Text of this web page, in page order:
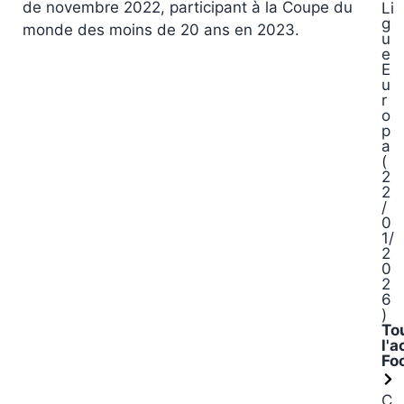
de novembre 2022, participant à la Coupe du
monde des moins de 20 ans en 2023.
Li
g
u
e
E
u
r
o
p
a
(
2
2
/
0
1/
2
0
2
6
)
C